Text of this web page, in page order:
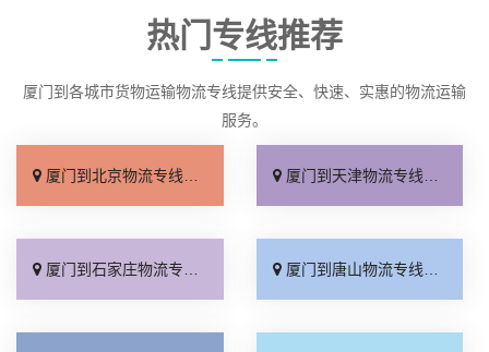
热门专线推荐
厦门到各城市货物运输物流专线提供安全、快速、实惠的物流运输
服务。
厦门到北京物流专线_直达不中转「送货到门」 厦门到天津物流专线_运保时效「高效快运」
厦门到石家庄物流专线_准时准点「多少公里」 厦门到唐山物流专线_全境派送「收费介绍」